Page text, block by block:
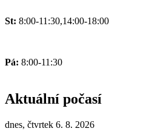
St: 8:00-11:30,14:00-18:00
Pá: 8:00-11:30
Aktuální počasí
dnes, čtvrtek 6. 8. 2026